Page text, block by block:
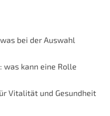
bei der Auswahl
was kann eine Rolle
Vitalität und Gesundheit